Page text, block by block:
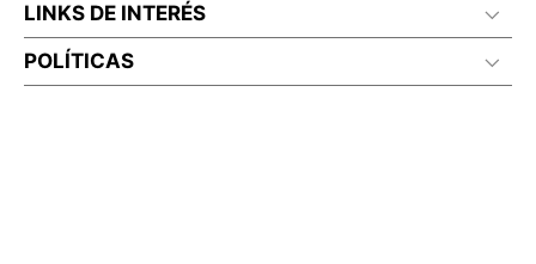
LINKS DE INTERÉS
POLÍTICAS